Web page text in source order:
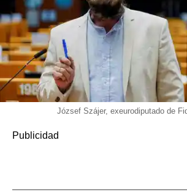
József Szájer, exeurodiputado de